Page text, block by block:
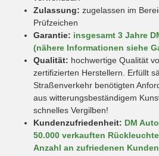
Zulassung: zugelassen im
Prüfzeichen
Garantie: insgesamt 3 Jahre
(nähere Informationen siehe
Qualität: hochwertige Qualität
zertifizierten Herstellern. Erfüllt
Straßenverkehr benötigten
aus witterungsbeständigem
schnelles Vergilben!
Kundenzufriedenheit: DM
50.000 verkauften
Anzahl an zufriedenen